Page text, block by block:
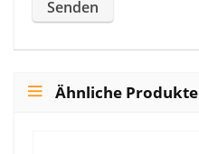
Ähnliche Produkte